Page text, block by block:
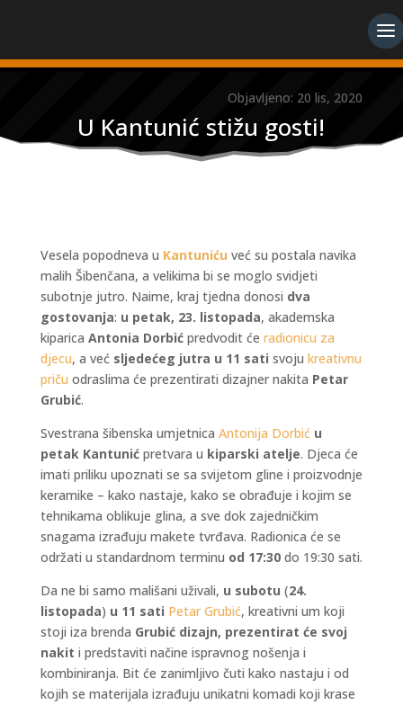
Objavljeno: 20 lis, 2020
U Kantunić stižu gosti!
Vesela popodneva u Kantuniću već su postala navika
malih Šibenčana, a velikima bi se moglo svidjeti
subotnje jutro. Naime, kraj tjedna donosi dva
gostovanja: u petak, 23. listopada, akademska
kiparica Antonia Dorbićpredvodit će radionicu za
djecu, a već sljedećeg jutra u 11 sati svoju kreativnu
priču odraslima će prezentirati dizajner nakita Petar
Grubić.
Svestrana šibenska umjetnica Antonija Dorbić u
petak Kantunićpretvara u kiparski atelje. Djeca će
imati priliku upoznati se sa svijetom gline i proizvodnje
keramike – kako nastaje, kako se obrađuje i kojim se
tehnikama oblikuje glina, a sve dok zajedničkim
snagama izrađuju makete tvrđava. Radionica će se
održati u standardnom terminu od 17:30do 19:30 sati.
Da ne bi samo mališani uživali, u subotu (24.
listopada) u 11 sati Petar Grubić, kreativni um koji
stoji iza brenda Grubić dizajn, prezentirat će svoj
nakit i predstaviti načine ispravnog nošenja i
kombiniranja. Bit će zanimljivo čuti kako nastaju i od
kojih se materijala izrađuju unikatni komadi koji krase